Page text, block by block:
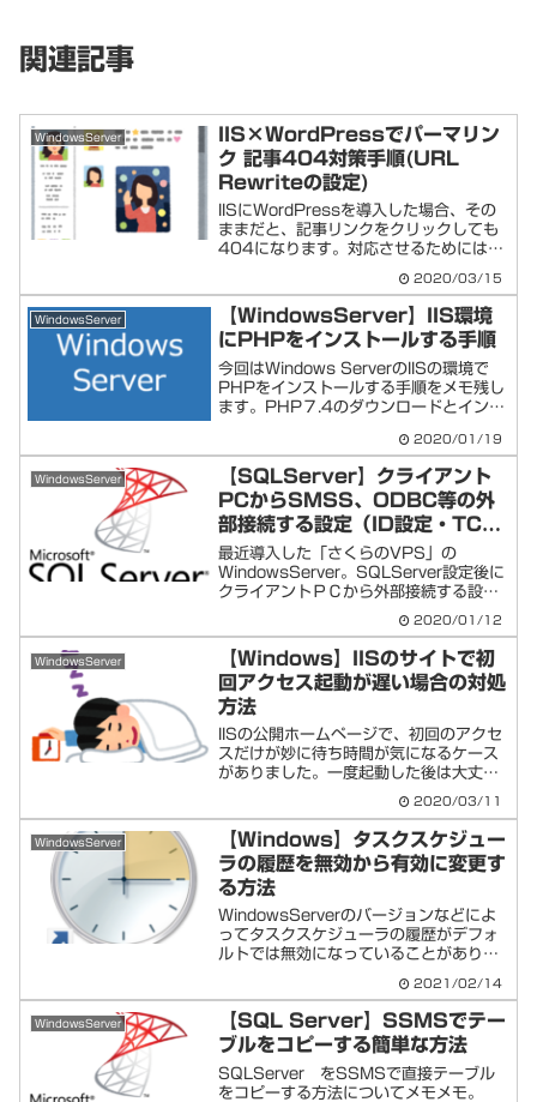
関連記事
WindowsServer
IIS×WordPressでパーマリン
ク 記事404対策手順(URL
Rewriteの設定)
IISにWordPressを導入した場合、その
ままだと、記事リンクをクリックしても
404になります。対応させるためには
その設定をする必要があります。以下手
順。①URL Rewrite をインスト...
2020/03/15
WindowsServer
【WindowsServer】IIS環境
にPHPをインストールする手順
今回はWindows ServerのIISの環境で
PHPをインストールする手順をメモ残し
ます。PHP７.4のダウンロードとインス
クセスする。（もしくは「php ダウンロ
ード」等でググる。）サイトの上部...
2020/01/19
WindowsServer
【SQLServer】クライアント
PCからSMSS、ODBC等の外
部接続する設定（ID設定・TCP
設定・ファイアウォール）
最近導入した「さくらのVPS」の
WindowsServer。SQLServer設定後に
クライアントＰＣから外部接続する設定
SQLServer用の認証IDとPW設定
Windows認証モードをID＆パスワード...
2020/01/12
WindowsServer
【Windows】IISのサイトで初
回アクセス起動が遅い場合の対処
方法
IISの公開ホームページで、初回のアクセ
スだけが妙に待ち時間が気になるケース
がありました。一度起動した後は大丈夫
にワードプレスだと元々重めなので、せ
っかくググってきた人も帰っちゃいそ
う・・・。なんて気にな...
2020/03/11
WindowsServer
【Windows】タスクスケジュー
ラの履歴を無効から有効に変更す
る方法
WindowsServerのバージョンなどによ
ってタスクスケジューラの履歴がデフォ
ルトでは無効になっていることがありま
WindowsServer2016ですが、やはり
無効になっていました。今回はここを有
効にする方法を...
2021/02/14
WindowsServer
【SQL Server】SSMSでテー
ブルをコピーする簡単な方法
SQLServer をSSMSで直接テーブル
をコピーする方法についてメモメモ。